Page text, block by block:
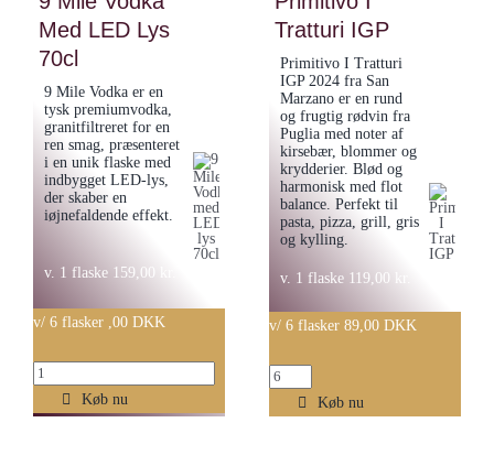
Rosato
Salento
IGP
antal
AOC
Village
”Cotes
du
Rhone”
2020
antal
Med LED Lys
70cl
9 Mile Vodka er en
tysk premiumvodka,
granitfiltreret for en
ren smag, præsenteret
i en unik flaske med
indbygget LED-lys,
der skaber en
iøjnefaldende effekt.
v. 1 flaske 159,00
v/ 6 flasker ,00 DKK
9
Køb nu
Tratturi IGP
Primitivo I Tratturi
IGP 2024 fra San
Marzano er en rund
og frugtig rødvin fra
Puglia med noter af
kirsebær, blommer og
krydderier. Blød og
harmonisk med flot
balance. Perfekt til
pasta, pizza, grill, gris
og kylling.
v. 1 flaske 119,00
v/ 6 flasker 89,00 DKK
Primitivo
Køb nu